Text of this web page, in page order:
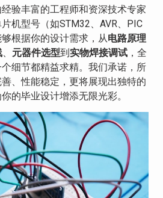
验丰富的工程师和资深技术专家
机型号（如STM32、AVR、PIC
根据你的设计需求，从电路原理
、 元器件选型到实物焊接调试 ，全
细节都精益求精。我们承诺，所
、性能稳定，更将展现出独特的
的毕业设计增添无限光彩。